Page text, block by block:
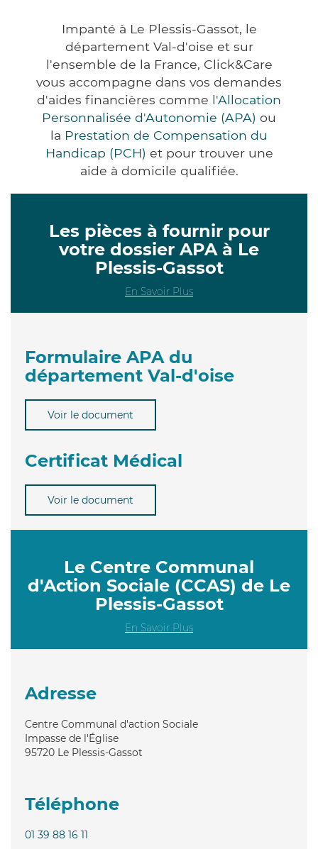
Impanté à Le Plessis-Gassot, le
département Val-d'oise et sur
l'ensemble de la France, Click&Care
vous accompagne dans vos demandes
d'aides financières comme l'Allocation
Personnalisée d'Autonomie (APA) ou
la Prestation de Compensation du
Handicap (PCH) et pour trouver une
aide à domicile qualifiée.
Les pièces à fournir pour
votre dossier APA à Le
Plessis-Gassot
En Savoir Plus
Formulaire APA du
département Val-d'oise
Voir le document
Certificat Médical
Voir le document
Le Centre Communal
d'Action Sociale (CCAS) de Le
Plessis-Gassot
En Savoir Plus
Adresse
Centre Communal d'action Sociale
Impasse de l'Église
95720 Le Plessis-Gassot
Téléphone
01 39 88 16 11